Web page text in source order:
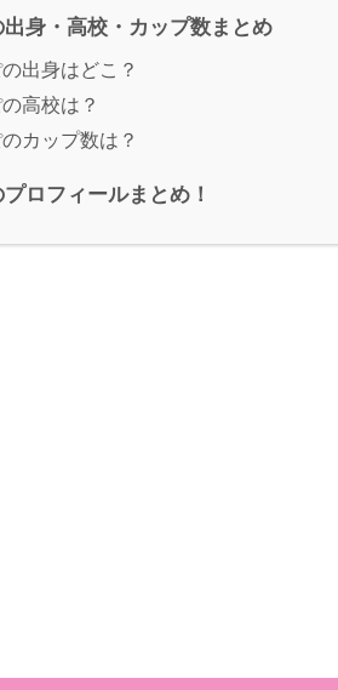
出身・高校・カップ数まとめ
出身はどこ？
高校は？
カップ数は？
ロフィールまとめ！